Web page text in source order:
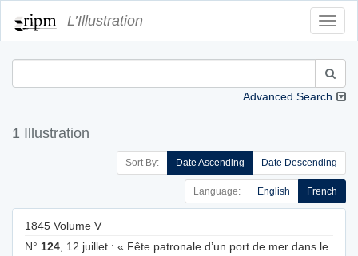
L’Illustration
Advanced Search
1 Illustration
Sort By: Date Ascending Date Descending
Language: English French
1845 Volume V
N° 124 , 12 juillet : « Fête patronale d’un port de mer dans le